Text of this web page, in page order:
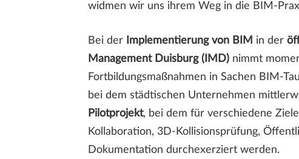
widmen wir uns ihrem Weg in die BIM-
Bei der Implementierung von BIM in der
Management Duisburg (IMD) nimmt
Fortbildungsmaßnahmen in Sachen BIM-
bei dem städtischen Unternehmen
Pilotprojekt, bei dem für verschiedene
Kollaboration, 3D-Kollisionsprüfung,
Dokumentation durchexerziert werden.